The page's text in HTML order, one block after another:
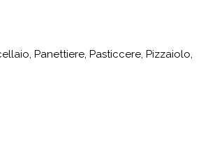
Panettiere, Pasticcere, Pizzaiolo,